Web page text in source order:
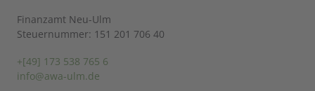
Finanzamt Neu-Ulm
Steuernummer: 151 201 706 40
+[49] 173 538 765 6
info@awa-ulm.de